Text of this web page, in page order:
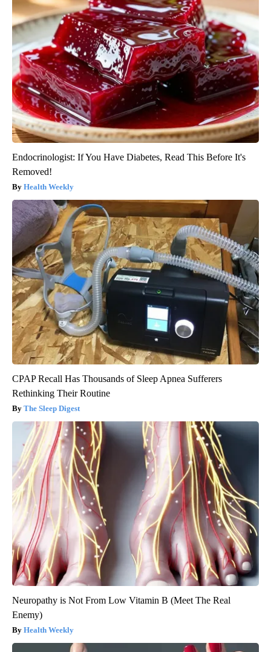
Endocrinologist: If You Have Diabetes, Read This Before It's
Removed!
Health Weekly
CPAP Recall Has Thousands of Sleep Apnea Sufferers
Rethinking Their Routine
The Sleep Digest
Neuropathy is Not From Low Vitamin B (Meet The Real
Enemy)
Health Weekly